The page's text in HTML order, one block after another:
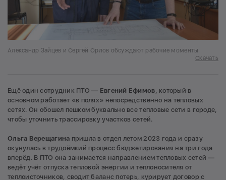
Александр Зайцев и Сергей Орлов обсуждают рабочие моменты
Скачать
Ещё один сотрудник ПТО — Евгений Ефимов, который в
основном работает «в полях» непосредственно на тепловых
сетях. Он обошел пешком буквально все тепловые сети в городе,
чтобы уточнить трассировку участков сетей.
Ольга Верещагина пришла в отдел летом 2023 года и сразу
окунулась в трудоёмкий процесс бюджетирования на три года
вперёд. В ПТО она занимается направлением тепловых сетей —
ведёт учёт отпуска тепловой энергии и теплоносителя от
теплоисточников, сводит баланс потерь, курирует договор с